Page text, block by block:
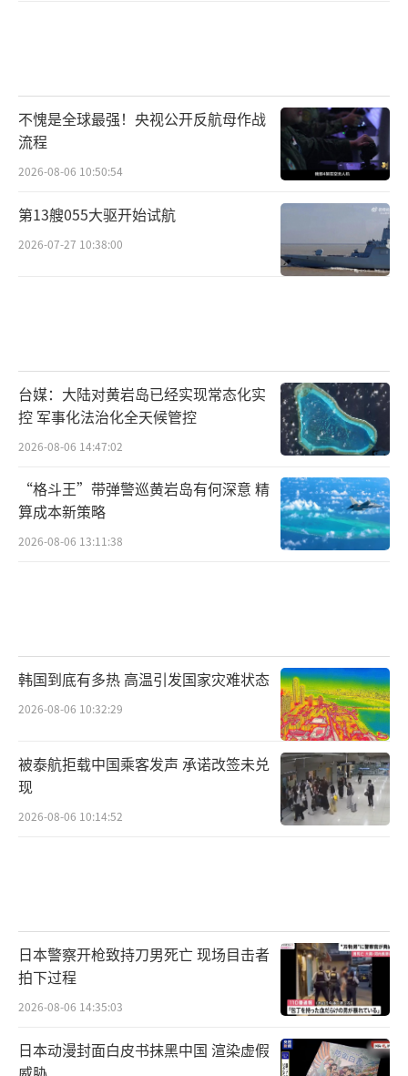
区，同时也消耗乌克兰军队的有生力量。乌克
兰方面声称已成功阻止俄军向苏梅州东北部推
俄乌双方继续进行消耗战，俄罗斯希望通
过持续数月的多方向进攻消耗乌军的有生力量
和西方军援，乌克兰则借助无人机和敌后破坏
不愧是全球最强！央视公开反航母作战
流程
2026-08-06 10:50:54
第13艘055大驱开始试航
2026-07-27 10:38:00
台媒：大陆对黄岩岛已经实现常态化实
控 军事化法治化全天候管控
2026-08-06 14:47:02
“格斗王”带弹警巡黄岩岛有何深意 精
算成本新策略
2026-08-06 13:11:38
韩国到底有多热 高温引发国家灾难状态
2026-08-06 10:32:29
被泰航拒载中国乘客发声 承诺改签未兑
现
2026-08-06 10:14:52
日本警察开枪致持刀男死亡 现场目击者
拍下过程
2026-08-06 14:35:03
日本动漫封面白皮书抹黑中国 渲染虚假